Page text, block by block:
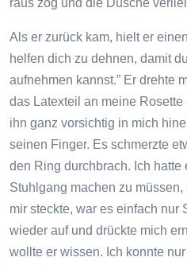
raus zog und die Dusche
Als er zurück kam, hielt er
helfen dich zu dehnen, damit
aufnehmen kannst.” Er drehte
das Latexteil an meine
ihn ganz vorsichtig in mich
seinen Finger. Es schmerzte
den Ring durchbrach. Ich hatte
Stuhlgang machen zu
mir steckte, war es einfach nur
wieder auf und drückte mich
wollte er wissen. Ich konnte nur